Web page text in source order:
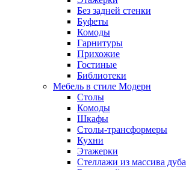
Без задней стенки
Буфеты
Комоды
Гарнитуры
Прихожие
Гостиные
Библиотеки
Мебель в стиле Модерн
Столы
Комоды
Шкафы
Столы-трансформеры
Кухни
Этажерки
Стеллажи из массива дуба